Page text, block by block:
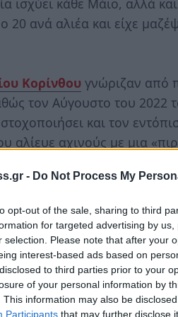
- Do Not Process My
opt-out of the sale, sharing to third
for targeted advertising by
selection. Please note that after your
interest-based ads based on
to third parties prior to your
of your personal information by
This information may also be
Participants that may further disclose
ανά αλιέα και είχε
Κορίνθου γνώριζαν από
τον Αύγουστο του 2022
και τον
αλίευε αχινούς με μια
900αχινούς, από τους
ψαρά κατασχέθηκαν, όπως
βάρος του σχηματίστηκε
οδηγήθηκε στον